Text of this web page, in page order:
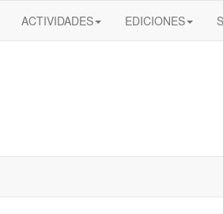
ACTIVIDADES EDICIONES